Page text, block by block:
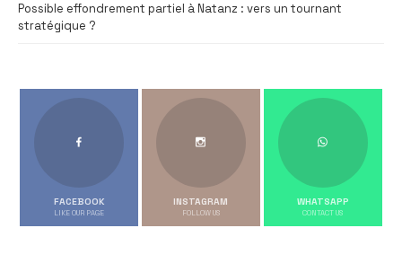
Possible effondrement partiel à Natanz : vers un tournant
stratégique ?
FACEBOOK
LIKE OUR PAGE
INSTAGRAM
FOLLOW US
WHATSAPP
CONTACT US